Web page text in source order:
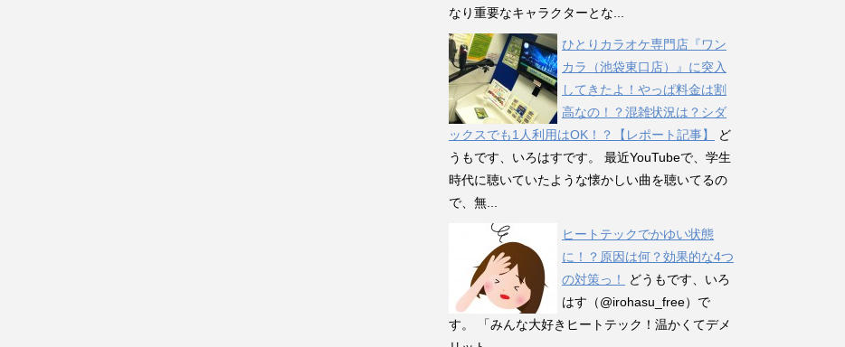
なり重要なキャラクターとな...
ひとりカラオケ専門店『ワン
カラ（池袋東口店）』に突入
してきたよ！やっぱ料金は割
高なの！？混雑状況は？シダ
ックスでも1人利用はOK！？【レポート記事】
ど
うもです、いろはすです。 最近YouTubeで、学生
時代に聴いていたような懐かしい曲を聴いてるの
で、無...
ヒートテックでかゆい状態
に！？原因は何？効果的な4つ
の対策っ！
どうもです、いろ
はす（@irohasu_free）で
す。 「みんな大好きヒートテック！温かくてデメ